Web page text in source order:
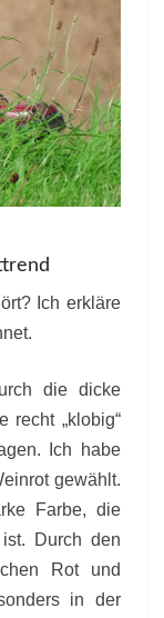
Ich erkläre
die dicke
recht „klobig“
Ich habe
gewählt.
Farbe, die
Durch den
Rot und
in der